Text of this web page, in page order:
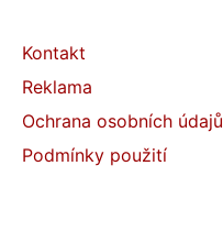
Kontakt
Reklama
Ochrana osobních údajů
Podmínky použití